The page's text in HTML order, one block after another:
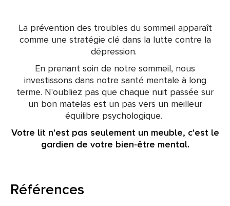
La prévention des troubles du sommeil apparaît
comme une stratégie clé dans la lutte contre la
dépression.
En prenant soin de notre sommeil, nous
investissons dans notre santé mentale à long
terme. N'oubliez pas que chaque nuit passée sur
un bon matelas est un pas vers un meilleur
équilibre psychologique.
Votre lit n'est pas seulement un meuble, c'est le
gardien de votre bien-être mental.
Références